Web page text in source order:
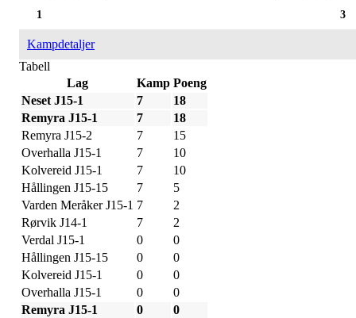
3
1
Kampdetaljer
Tabell
Lag
Kamp Poeng
Neset J15-1
7
18
Remyra J15-1
7
18
Remyra J15-2
7
15
Overhalla J15-1
7
10
Kolvereid J15-1
7
10
Hållingen J15-15
7
5
Varden Meråker J15-1 7
2
Rørvik J14-1
7
2
Verdal J15-1
0
0
Hållingen J15-15
0
0
Kolvereid J15-1
0
0
Overhalla J15-1
0
0
Remyra J15-1
0 0